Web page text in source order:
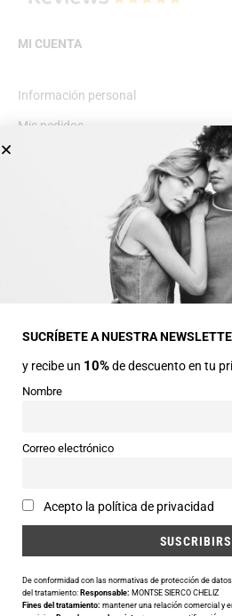
MI CUENTA
Información personal
Mis pedidos
INFORMACIÓN GENERAL
22330 Ainsa (Huesca)
Teléfonos
974 50 00 43
Horarios
Email
SUCRÍBETE A NUESTRA
y recibe un 10%de descuento en tu
Nombre
Correo electrónico
Acepto la política de privacidad
De conformidad con las normativas de protección de
del tratamiento: Responsable: MONTSE SIERCO CHELIZ
Fines del tratamiento: mantener una relación comercial y